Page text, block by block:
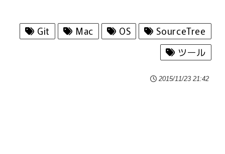
Git Mac OS
SourceTree
ツール
2015/11/23 21:42